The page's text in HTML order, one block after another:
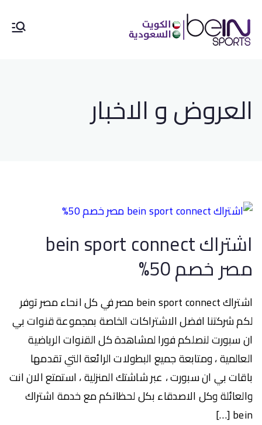
وكيل بي ان سبورت في الكويت
العروض و الاخبار
اشتراك bein sport connect
مصر خصم 50%
اشتراك bein sport connect مصر في كل انحاء مصر توفر
لكم شركتنا افضل الاشتراكات الخاصة بمجموعة قنوات بي
ان سبورت لنصلكم فورا لمشاهدة كل القنوات الرياضية
العالمية ، ومتابعة جميع البطولات الرائعة التي تقدمها
باقات بي ان سبورت ، عبر شاشتك المنزلية ، استمتع الان انت
والعائلة وكل الاصدقاء بكل لحظاتكم مع خدمة اشتراك
bein […]